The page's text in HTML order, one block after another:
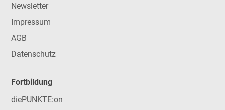
Newsletter
Impressum
AGB
Datenschutz
Fortbildung
diePUNKTE:on